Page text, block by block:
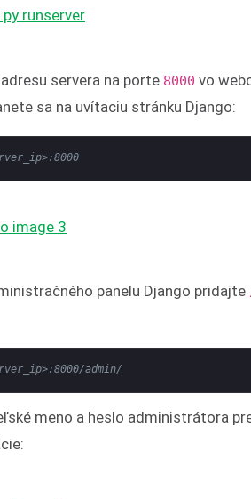
servera na porte 8000 vo
sa na uvítaciu stránku Django:
panelu Django pridajte
admin/
meno a heslo administrátora